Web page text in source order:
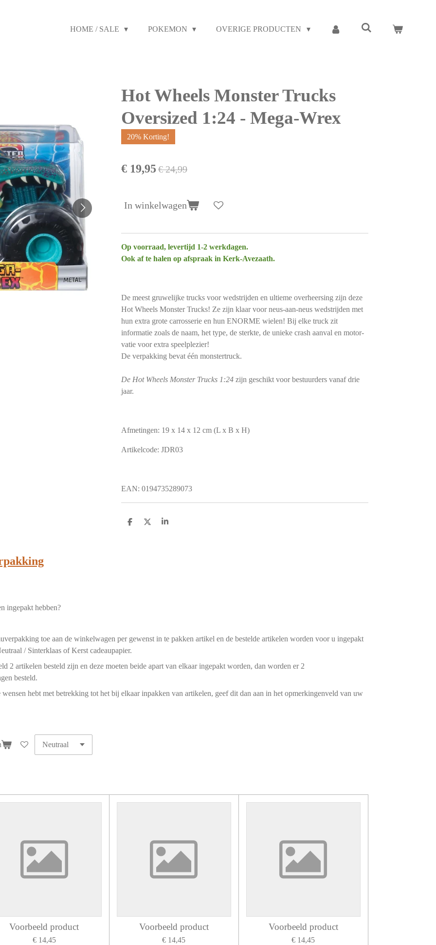
HOME / SALE POKEMON OVERIGE PRODUCTEN
Hot Wheels Monster Trucks
Oversized 1:24 - Mega-Wrex
20% Korting!
€ 19,95 € 24,99
In winkelwagen
Op voorraad, levertijd 1-2 werkdagen.
Ook af te halen op afspraak in Kerk-Avezaath.
De meest gruwelijke trucks voor wedstrijden en ultieme overheersing zijn deze
Hot Wheels Monster Trucks! Ze zijn klaar voor neus-aan-neus wedstrijden met
hun extra grote carrosserie en hun ENORME wielen! Bij elke truck zit
informatie zoals de naam, het type, de sterkte, de unieke crash aanval en motor-
vatie voor extra speelplezier!
De verpakking bevat één monstertruck.
De Hot Wheels Monster Trucks 1:24 zijn geschikt voor bestuurders vanaf drie
jaar.
Afmetingen: 19 x 14 x 12 cm (L x B x H)
Artikelcode: JDR03
EAN: 0194735289073
D
D
S
ingepakt hebben?
toe aan de winkelwagen per gewenst in te pakken artikel en de bestelde artikelen worden voor u ingepakt
/ Sinterklaas of Kerst cadeaupapier.
2 artikelen besteld zijn en deze moeten beide apart van elkaar ingepakt worden, dan worden er 2
besteld.
wensen hebt met betrekking tot het bij elkaar inpakken van artikelen, geef dit dan aan in het opmerkingenveld van uw
Voorbeeld product
€ 14,45
Voorbeeld product
€ 14,45
Voorbeeld product
€ 14,45